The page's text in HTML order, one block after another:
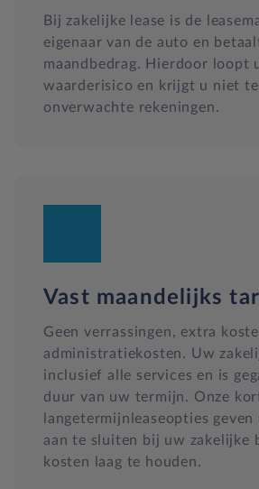
Bij zakelijke lease is de
eigenaar van de auto en
maandbedrag. Hierdoor loopt
waarderisico en krijgt u niet te
onverwachte rekeningen.
Vast maandelijks
Geen verrassingen, extra
administratiekosten. Uw
inclusief alle services en is
duur van uw termijn. Onze
langetermijnleaseopties
aan te sluiten bij uw zakelijke
kosten laag te houden.